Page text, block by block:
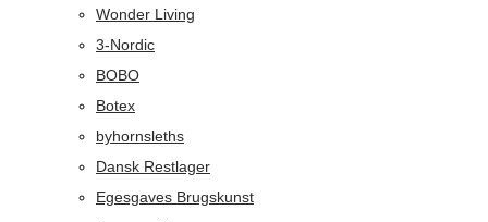
Wonder Living
3-Nordic
BOBO
Botex
byhornsleths
Dansk Restlager
Egesgaves Brugskunst